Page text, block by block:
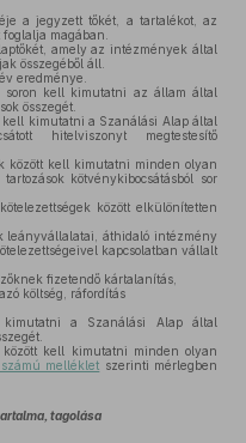
a jegyzett tőkét, a tartalékot, az
magában.
amely az intézmények által
összegéből áll.
eredménye.
soron kell kimutatni az állam által
összegét.
kell kimutatni a Szanálási Alap által
hitelviszonyt megtestesítő
között kell kimutatni minden olyan
kötvénykibocsátásból sor
között elkülönítetten
leányvállalatai, áthidaló intézmény
kapcsolatban vállalt
fizetendő kártalanítás,
költség, ráfordítás
a Szanálási Alap által
között kell kimutatni minden olyan
melléklet szerinti mérlegben
tagolása